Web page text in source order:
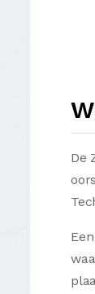
De